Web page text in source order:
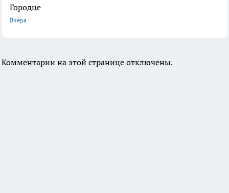
Городце
Вчера
Комментарии на этой странице отключены.